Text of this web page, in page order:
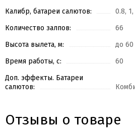
Калибр, батареи салютов:
0.8, 1,
Количество залпов:
66
Высота вылета, м:
до 60
Время работы, с:
60
Доп. эффекты. Батареи
салютов:
Отзывы о товаре